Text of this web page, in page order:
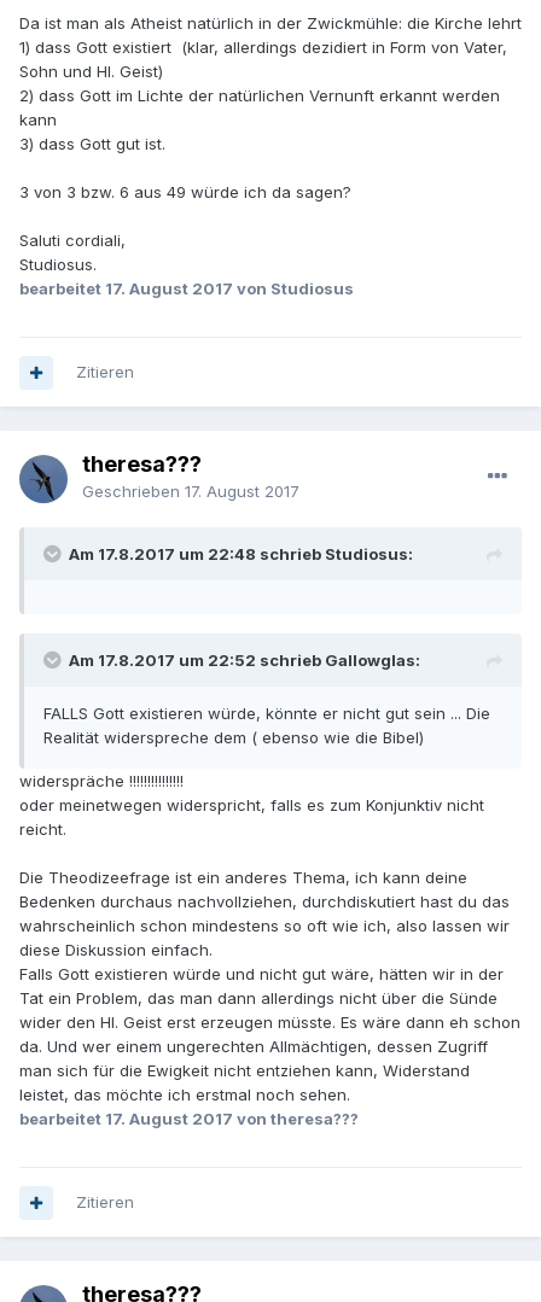
Da ist man als Atheist natürlich in der Zwickmühle: die Kirche lehrt
1) dass Gott existiert (klar, allerdings dezidiert in Form von Vater,
Sohn und Hl. Geist)
2) dass Gott im Lichte der natürlichen Vernunft erkannt werden
kann
3) dass Gott gut ist.
3 von 3 bzw. 6 aus 49 würde ich da sagen?
Saluti cordiali,
Studiosus.
bearbeitet 17. August 2017 von Studiosus
Zitieren
theresa???
Geschrieben 17. August 2017
Am 17.8.2017 um 22:48 schrieb Studiosus:
Am 17.8.2017 um 22:52 schrieb Gallowglas:
FALLS Gott existieren würde, könnte er nicht gut sein ... Die
Realität widerspreche dem ( ebenso wie die Bibel)
widerspräche !!!!!!!!!!!!!!!
oder meinetwegen widerspricht, falls es zum Konjunktiv nicht
reicht.
Die Theodizeefrage ist ein anderes Thema, ich kann deine
Bedenken durchaus nachvollziehen, durchdiskutiert hast du das
wahrscheinlich schon mindestens so oft wie ich, also lassen wir
diese Diskussion einfach.
Falls Gott existieren würde und nicht gut wäre, hätten wir in der
Tat ein Problem, das man dann allerdings nicht über die Sünde
wider den Hl. Geist erst erzeugen müsste. Es wäre dann eh schon
da. Und wer einem ungerechten Allmächtigen, dessen Zugriff
man sich für die Ewigkeit nicht entziehen kann, Widerstand
leistet, das möchte ich erstmal noch sehen.
bearbeitet 17. August 2017 von theresa???
Zitieren
theresa???